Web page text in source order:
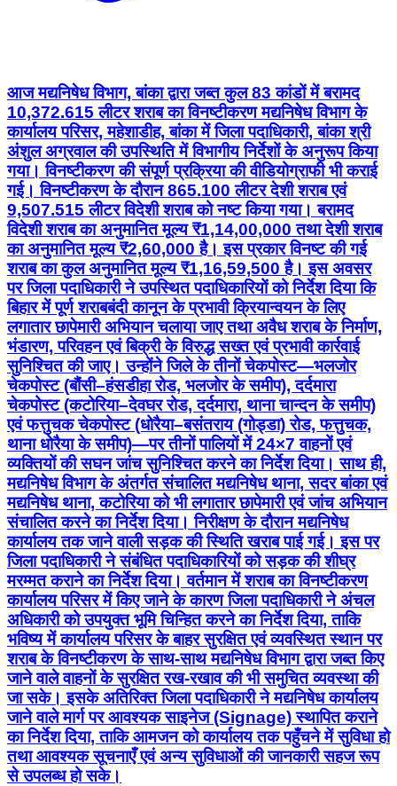
आज मद्यनिषेध विभाग, बांका द्वारा जब्त कुल 83 कांडों में बरामद
10,372.615 लीटर शराब का विनष्टीकरण मद्यनिषेध विभाग के
कार्यालय परिसर, महेशाडीह, बांका में जिला पदाधिकारी, बांका श्री
अंशुल अग्रवाल की उपस्थिति में विभागीय निर्देशों के अनुरूप किया
गया। विनष्टीकरण की संपूर्ण प्रक्रिया की वीडियोग्राफी भी कराई
गई। विनष्टीकरण के दौरान 865.100 लीटर देशी शराब एवं
9,507.515 लीटर विदेशी शराब को नष्ट किया गया। बरामद
विदेशी शराब का अनुमानित मूल्य ₹1,14,00,000 तथा देशी शराब
का अनुमानित मूल्य ₹2,60,000 है। इस प्रकार विनष्ट की गई
शराब का कुल अनुमानित मूल्य ₹1,16,59,500 है। इस अवसर
पर जिला पदाधिकारी ने उपस्थित पदाधिकारियों को निर्देश दिया कि
बिहार में पूर्ण शराबबंदी कानून के प्रभावी क्रियान्वयन के लिए
लगातार छापेमारी अभियान चलाया जाए तथा अवैध शराब के निर्माण,
भंडारण, परिवहन एवं बिक्री के विरुद्ध सख्त एवं प्रभावी कार्रवाई
सुनिश्चित की जाए। उन्होंने जिले के तीनों चेकपोस्ट—भलजोर
चेकपोस्ट (बौंसी–हंसडीहा रोड, भलजोर के समीप), दर्दमारा
चेकपोस्ट (कटोरिया–देवघर रोड, दर्दमारा, थाना चान्दन के समीप)
एवं फत्तुचक चेकपोस्ट (धोरैया–बसंतराय (गोड्डा) रोड, फत्तुचक,
थाना धोरैया के समीप)—पर तीनों पालियों में 24×7 वाहनों एवं
व्यक्तियों की सघन जांच सुनिश्चित करने का निर्देश दिया। साथ ही,
मद्यनिषेध विभाग के अंतर्गत संचालित मद्यनिषेध थाना, सदर बांका एवं
मद्यनिषेध थाना, कटोरिया को भी लगातार छापेमारी एवं जांच अभियान
संचालित करने का निर्देश दिया। निरीक्षण के दौरान मद्यनिषेध
कार्यालय तक जाने वाली सड़क की स्थिति खराब पाई गई। इस पर
जिला पदाधिकारी ने संबंधित पदाधिकारियों को सड़क की शीघ्र
मरम्मत कराने का निर्देश दिया। वर्तमान में शराब का विनष्टीकरण
कार्यालय परिसर में किए जाने के कारण जिला पदाधिकारी ने अंचल
अधिकारी को उपयुक्त भूमि चिन्हित करने का निर्देश दिया, ताकि
भविष्य में कार्यालय परिसर के बाहर सुरक्षित एवं व्यवस्थित स्थान पर
शराब के विनष्टीकरण के साथ-साथ मद्यनिषेध विभाग द्वारा जब्त किए
जाने वाले वाहनों के सुरक्षित रख-रखाव की भी समुचित व्यवस्था की
जा सके। इसके अतिरिक्त जिला पदाधिकारी ने मद्यनिषेध कार्यालय
जाने वाले मार्ग पर आवश्यक साइनेज (Signage) स्थापित कराने
का निर्देश दिया, ताकि आमजन को कार्यालय तक पहुँचने में सुविधा हो
तथा आवश्यक सूचनाएँ एवं अन्य सुविधाओं की जानकारी सहज रूप
से उपलब्ध हो सके।